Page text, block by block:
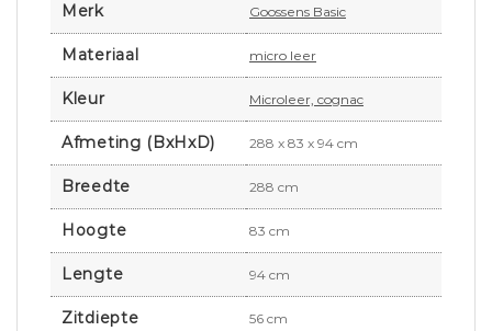
Merk Goossens Basic
Materiaal micro leer
Kleur Microleer, cognac
Afmeting (BxHxD) 288 x 83 x 94 cm
Breedte 288 cm
Hoogte 83 cm
Lengte 94 cm
Zitdiepte 56 cm